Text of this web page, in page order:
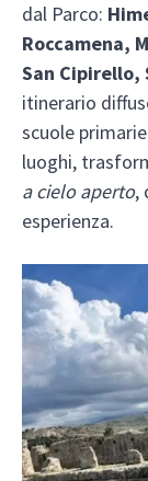
dal Parco:
Roccamena,
San Cipirello,
itinerario
scuole
luoghi,
a cielo aperto,
esperienza.